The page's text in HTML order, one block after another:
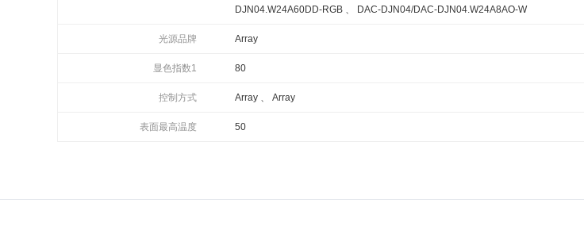
DJN04.W24A60DD-RGB 、 DAC-DJN04/DAC-DJN04.W24A8AO-W
光源品牌 Array
显色指数1 80
控制方式 Array 、 Array
表面最高温度 50